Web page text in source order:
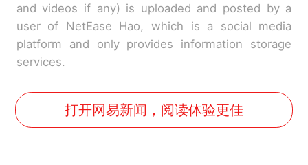
and videos if any) is uploaded and posted by a
user of NetEase Hao, which is a social media
platform and only provides information storage
services.
打开网易新闻，阅读体验更佳